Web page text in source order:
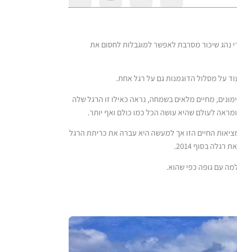
נהג שיכור מסרבת לאפשר למוגבלות לחסום את
מחיים מלאים בשמחה, נראה כאילו זו הרגל שלה
לעולם שהיא עושה הכל כמו כולם ואף יותר.
החיים הזו אך למעשה היא עברה את כריתת הרגל
בסוף 2014.
עם גופה כפי שהוא.